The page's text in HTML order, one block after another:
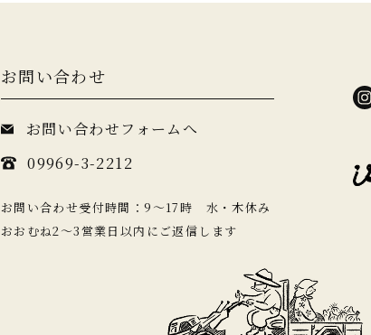
お問い合わせ
お問い合わせフォームへ
09969-3-2212
お問い合わせ受付時間：9〜17時 水・木休み
おおむね2〜3営業日以内にご返信します